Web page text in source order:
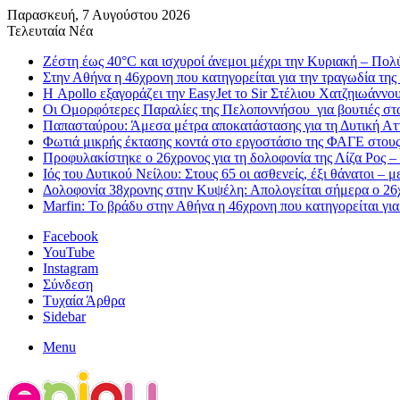
Παρασκευή, 7 Αυγούστου 2026
Τελευταία Νέα
Ζέστη έως 40°C και ισχυροί άνεμοι μέχρι την Κυριακή –
Στην Αθήνα η 46χρονη που κατηγορείται για την τραγωδία
Η Apollo εξαγοράζει την EasyJet το Sir Στέλιου
Οι Ομορφότερες Παραλίες της Πελοποννήσου για βουτιές
Παπασταύρου: Άμεσα μέτρα αποκατάστασης για τη Δυτική
Φωτιά μικρής έκτασης κοντά στο εργοστάσιο της ΦΑΓΕ
Προφυλακίστηκε ο 26χρονος για τη δολοφονία της Λίζα Ρος
Ιός του Δυτικού Νείλου: Στους 65 οι ασθενείς, έξι θάνατοι –
Δολοφονία 38χρονης στην Κυψέλη: Απολογείται σήμερα ο
Marfin: Το βράδυ στην Αθήνα η 46χρονη που κατηγορείται
Facebook
YouTube
Instagram
Σύνδεση
Τυχαία Άρθρα
Sidebar
Menu